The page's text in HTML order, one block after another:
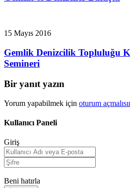
15 Mayıs 2016
Gemlik Denizcilik Topluluğu
Semineri
Bir yanıt yazın
Yorum yapabilmek için oturum
Kullanıcı Paneli
Giriş
Beni hatırla